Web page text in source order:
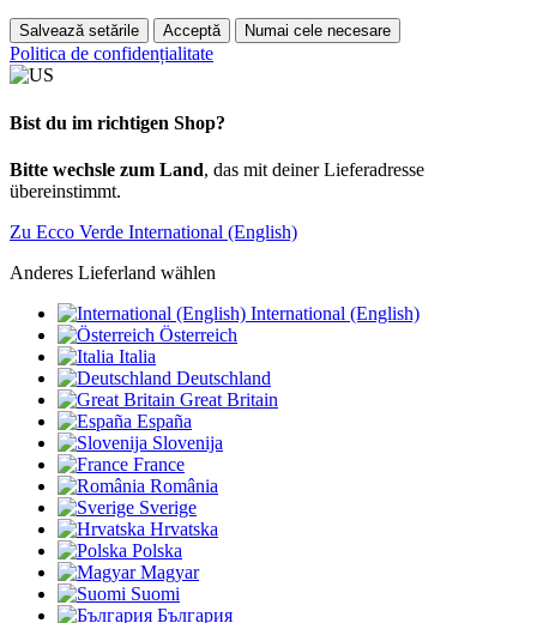
Salvează setările Acceptă Numai cele necesare
Politica de confidențialitate
Bist du im richtigen Shop?
Bitte wechsle zum Land, das mit deiner Lieferadresse
übereinstimmt.
Zu Ecco Verde International (English)
Anderes Lieferland wählen
International (English)
Österreich
Italia
Deutschland
Great Britain
España
Slovenija
France
România
Sverige
Hrvatska
Polska
Magyar
Suomi
България